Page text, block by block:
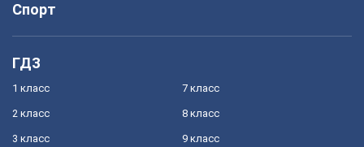
Спорт
ГДЗ
1 класс
2 класс
3 класс
7 класс
8 класс
9 класс